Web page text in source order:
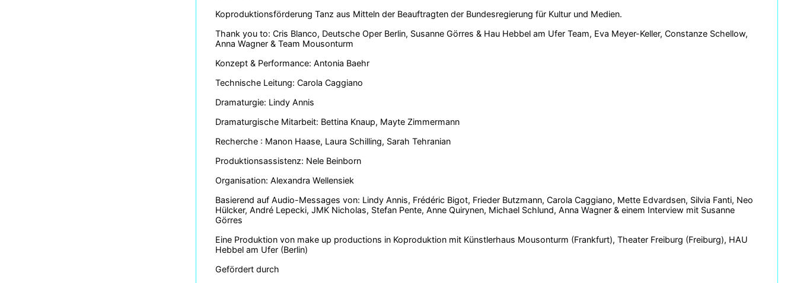
Koproduktionsförderung Tanz aus Mitteln der Beauftragten der Bundesregierung für Kultur und Medien.
Thank you to: Cris Blanco, Deutsche Oper Berlin, Susanne Görres & Hau Hebbel am Ufer Team, Eva Meyer-Keller, Constanze Schellow,
Anna Wagner & Team Mousonturm
Konzept & Performance: Antonia Baehr
Technische Leitung: Carola Caggiano
Dramaturgie: Lindy Annis
Dramaturgische Mitarbeit: Bettina Knaup, Mayte Zimmermann
Recherche : Manon Haase, Laura Schilling, Sarah Tehranian
Produktionsassistenz: Nele Beinborn
Organisation: Alexandra Wellensiek
Basierend auf Audio-Messages von: Lindy Annis, Frédéric Bigot, Frieder Butzmann, Carola Caggiano, Mette Edvardsen, Silvia Fanti, Neo
Hülcker, André Lepecki, JMK Nicholas, Stefan Pente, Anne Quirynen, Michael Schlund, Anna Wagner & einem Interview mit Susanne
Görres
Eine Produktion von make up productions in Koproduktion mit Künstlerhaus Mousonturm (Frankfurt), Theater Freiburg (Freiburg), HAU
Hebbel am Ufer (Berlin)
Gefördert durch